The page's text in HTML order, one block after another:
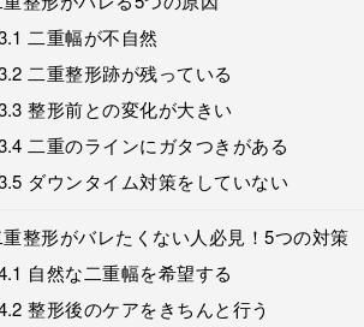
二重幅が不自然
二重整形跡が残っている
整形前との変化が大きい
二重のラインにガタつきがある
ダウンタイム対策をしていない
整形がバレたくない人必見！5つの対策
自然な二重幅を希望する
整形後のケアをきちんと行う